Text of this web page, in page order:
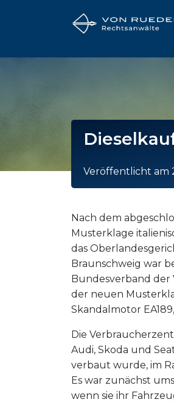
Veröffentlicht am
Nach dem
Musterklage
das
Braunschweig war
Bundesverband
der neuen
Skandalmotor
Die
Audi, Skoda und
verbaut wurde, im
Es war zunächst
wenn sie ihr